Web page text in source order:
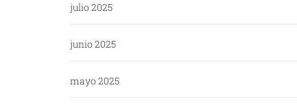
julio 2025
junio 2025
mayo 2025